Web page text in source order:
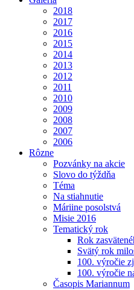
2018
2017
2016
2015
2014
2013
2012
2011
2010
2009
2008
2007
2006
Rôzne
Pozvánky na akcie
Slovo do týždňa
Téma
Na stiahnutie
Máriine posolstvá
Misie 2016
Tematický rok
Rok
Svätý rok
100. výročie
100. výročie
Časopis Mariannum